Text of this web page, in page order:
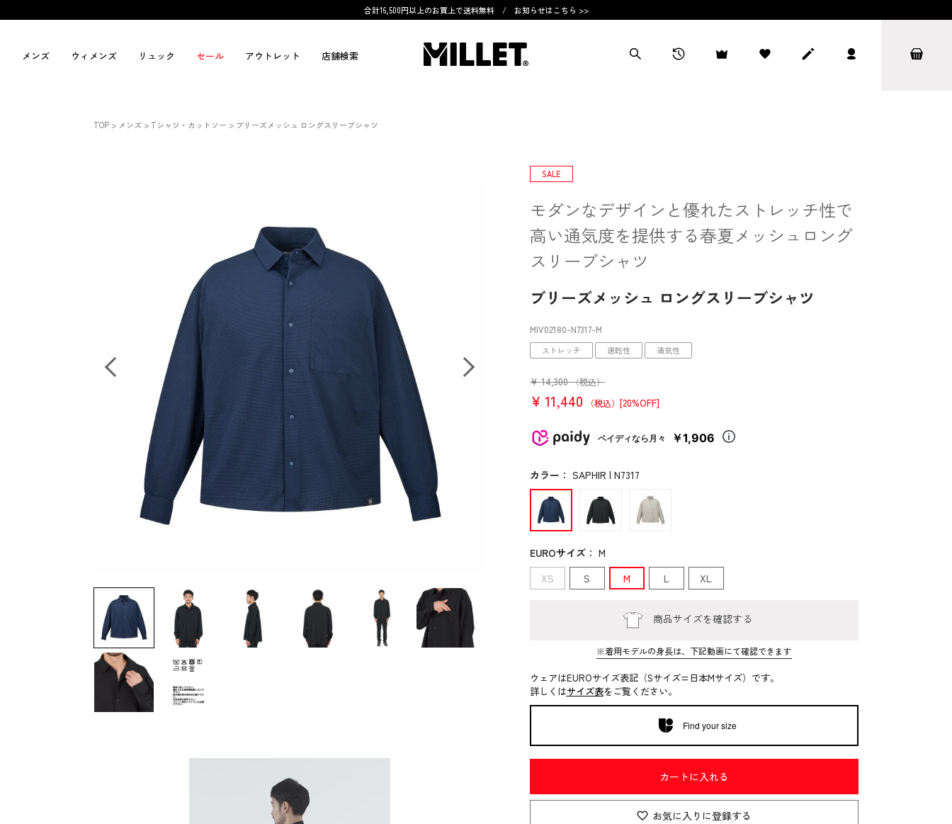
合計16,500円以上のお買上で送料無料 / お知らせはこちら >>
メンズ ウィメンズ リュック セール アウトレット 店舗検索
TOP メンズ Tシャツ・カットソー ブリーズメッシュ ロングスリーブシャツ
モダンなデザインと優れたストレッチ性で
高い通気度を提供する春夏メッシュロング
スリーブシャツ
ブリーズメッシュ ロングスリーブシャツ
MIV02180-N7317-M
SALE
ストレッチ 速乾性 通気性
¥ 14,300 （税込）
¥ 11,440 （税込） [20%OFF]
ペイディなら月々 ￥1,906
カラー ： SAPHIR | N7317
EUROサイズ： M
XS
S M L XL
商品サイズを確認する
※着用モデルの身長は、下記動画にて確認できます
ウェアはEUROサイズ表記（Sサイズ=日本Mサイズ）です。
詳しくはサイズ表をご覧ください。
Find your size
カートに入れる
お気に入りに登録する